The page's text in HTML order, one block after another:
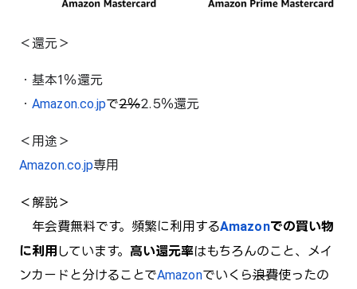
＜還元＞
・基本1％還元
・Amazon.co.jpで2％2.5％還元
Amazon.co.jp専用
＜解説＞
年会費無料です。頻繁に利用するAmazonでの買い物
に利用 しています。 高い還元率はもちろんのこと、メイ
ンカードと分けることでAmazonでいくら浪費使ったの